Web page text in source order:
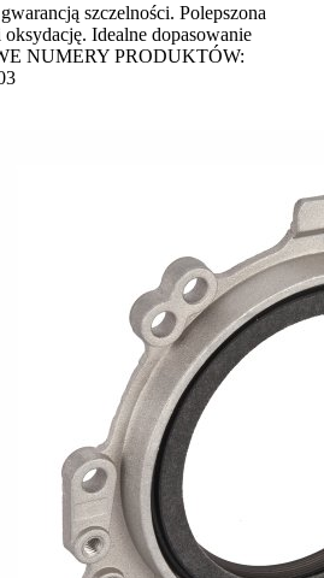
szczelności. Polepszona
Idealne dopasowanie
NUMERY PRODUKTÓW: